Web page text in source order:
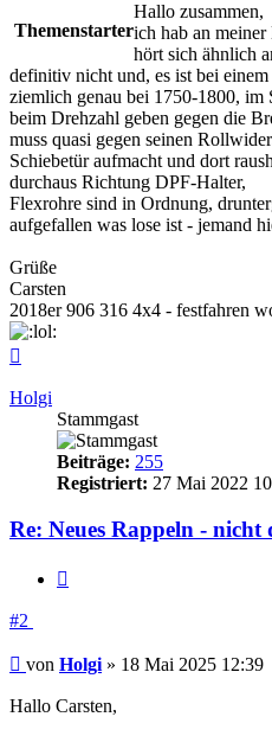
Themenstarter
Hallo zusammen,
ich hab an meiner
hört sich ähnlich
definitiv nicht und, es ist bei
ziemlich genau bei 1750-1800, im
beim Drehzahl geben gegen die
muss quasi gegen seinen
Schiebetür aufmacht und dort
durchaus Richtung DPF-Halter,
Flexrohre sind in Ordnung,
aufgefallen was lose ist - jemand
Grüße
Carsten
2018er 906 316 4x4 - festfahren
Holgi
Stammgast
Beiträge: 255
Registriert: 27 Mai 2022
Re: Neues Rappeln -
#2
Beitrag
von Holgi » 18 Mai 2025 12:39
Hallo Carsten,